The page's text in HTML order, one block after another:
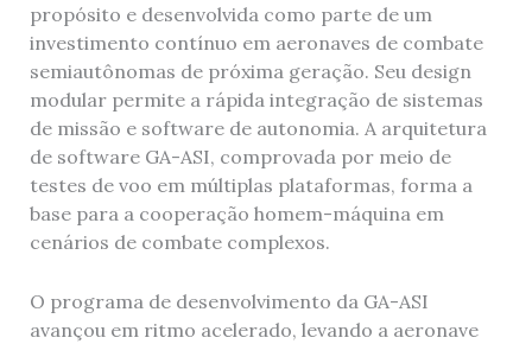
propósito e desenvolvida como parte de um
investimento contínuo em aeronaves de combate
semiautônomas de próxima geração. Seu design
modular permite a rápida integração de sistemas
de missão e software de autonomia. A arquitetura
de software GA-ASI, comprovada por meio de
testes de voo em múltiplas plataformas, forma a
base para a cooperação homem-máquina em
cenários de combate complexos.
O programa de desenvolvimento da GA-ASI
avançou em ritmo acelerado, levando a aeronave